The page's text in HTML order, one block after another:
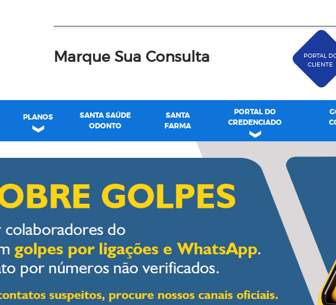
Marque Sua Consulta
PORTAL
CLIENTE
PLANOS
SANTA SAÚDE
ODONTO
SANTA
FARMA
PORTAL DO
CREDENCIADO
Saúde